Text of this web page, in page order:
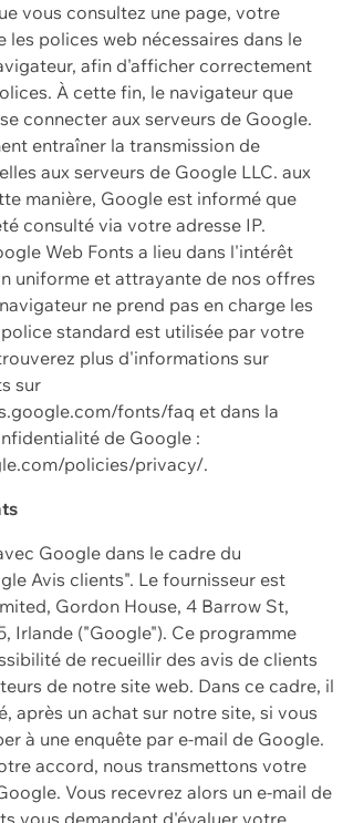
vous consultez une page, votre
les polices web nécessaires dans le
afin d'afficher correctement
À cette fin, le navigateur que
connecter aux serveurs de Google.
entraîner la transmission de
aux serveurs de Google LLC. aux
manière, Google est informé que
consulté via votre adresse IP.
Web Fonts a lieu dans l'intérêt
uniforme et attrayante de nos offres
ne prend pas en charge les
standard est utilisée par votre
plus d'informations sur
sur
fonts/faq et dans la
de Google :
policies/privacy/.
Google dans le cadre du
Avis clients". Le fournisseur est
Gordon House, 4 Barrow St,
Irlande ("Google"). Ce programme
de recueillir des avis de clients
de notre site web. Dans ce cadre, il
après un achat sur notre site, si vous
à une enquête par e-mail de Google.
accord, nous transmettons votre
Vous recevrez alors un e-mail de